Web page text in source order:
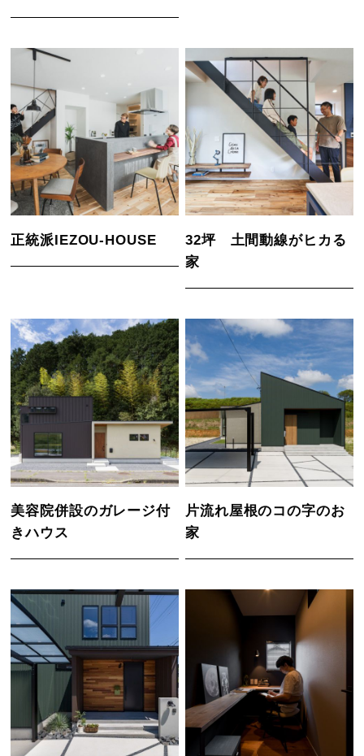
正統派IEZOU-HOUSE
32坪 土間動線がヒカる
家
美容院併設のガレージ付
きハウス
片流れ屋根のコの字のお
家